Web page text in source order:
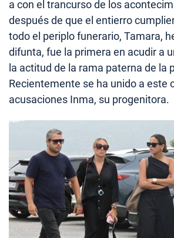
a con el trancurso de los
después de que el entierro
todo el periplo funerario, Tamara,
difunta, fue la primera en acudir a
la actitud de la rama paterna de la
Recientemente se ha unido a este
acusaciones Inma, su progenitora.